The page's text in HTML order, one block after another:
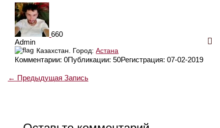
660
Admin
Казахстан. Город:Астана
Комментарии: 0Публикации: 50Регистрация: 07-02-2019
← Предыдущая Запись